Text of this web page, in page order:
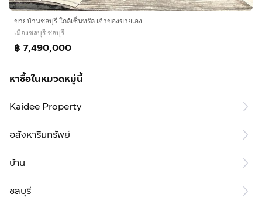
ขายบ้านชลบุรี ใกล้เซ็นทรัล เจ้าของขายเอง
เมืองชลบุรี ชลบุรี
฿ 7,490,000
หาซื้อในหมวดหมู่นี้
Kaidee Property
อสังหาริมทรัพย์
บ้าน
ชลบุรี